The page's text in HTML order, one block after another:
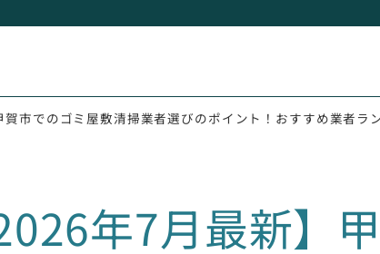
賀市でのゴミ屋敷清掃業者選びのポイント！おすすめ業者ラ
2026年7月最新】